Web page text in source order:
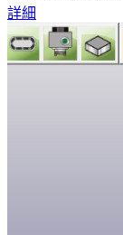
詳細